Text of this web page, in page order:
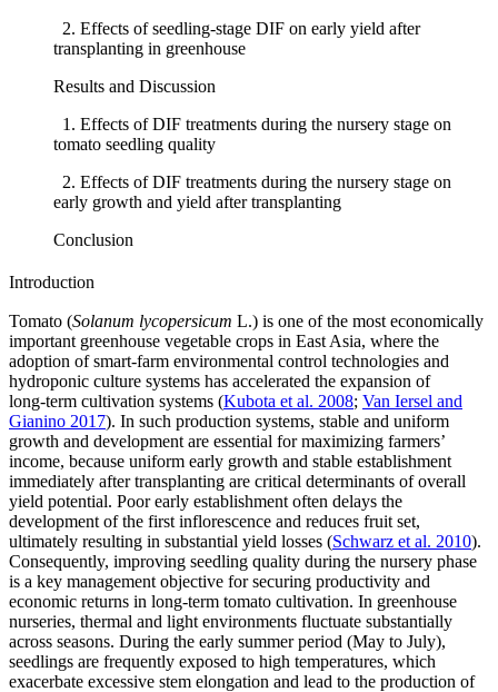
2. Effects of seedling-stage DIF on early yield after
transplanting in greenhouse
Results and Discussion
1. Effects of DIF treatments during the nursery stage on
tomato seedling quality
2. Effects of DIF treatments during the nursery stage on
early growth and yield after transplanting
Conclusion
Introduction
Tomato (Solanum lycopersicum L.) is one of the most economically
important greenhouse vegetable crops in East Asia, where the
adoption of smart‑farm environmental control technologies and
hydroponic culture systems has accelerated the expansion of
long‑term cultivation systems (Kubota et al. 2008; Van Iersel and
Gianino 2017). In such production systems, stable and uniform
growth and development are essential for maximizing farmers’
income, because uniform early growth and stable establishment
immediately after transplanting are critical determinants of overall
yield potential. Poor early establishment often delays the
development of the first inflorescence and reduces fruit set,
ultimately resulting in substantial yield losses (Schwarz et al. 2010).
Consequently, improving seedling quality during the nursery phase
is a key management objective for securing productivity and
economic returns in long‑term tomato cultivation. In greenhouse
nurseries, thermal and light environments fluctuate substantially
across seasons. During the early summer period (May to July),
seedlings are frequently exposed to high temperatures, which
exacerbate excessive stem elongation and lead to the production of